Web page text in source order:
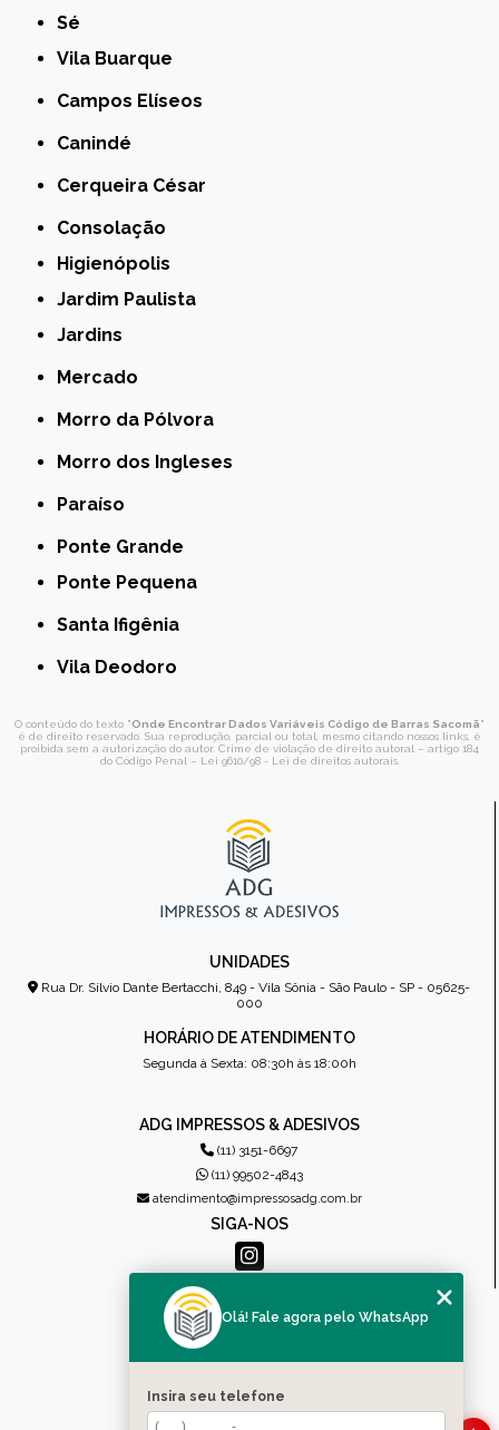
Sé
Vila Buarque
Campos Elíseos
Canindé
Cerqueira César
Consolação
Higienópolis
Jardim Paulista
Jardins
Mercado
Morro da Pólvora
Morro dos Ingleses
Paraíso
Ponte Grande
Ponte Pequena
Santa Ifigênia
Vila Deodoro
O conteúdo do texto "Onde Encontrar Dados Variáveis Código de Barras Sacomã"
é de direito reservado. Sua reprodução, parcial ou total, mesmo citando nossos links, é
proibida sem a autorização do autor. Crime de violação de direito autoral – artigo 184
do Código Penal – Lei 9610/98 - Lei de direitos autorais.
UNIDADES
Rua Dr. Sílvio Dante Bertacchi, 849 - Vila Sônia - São Paulo - SP - 05625-
000
HORÁRIO DE ATENDIMENTO
Segunda à Sexta: 08:30h às 18:00h
ADG IMPRESSOS & ADESIVOS
(11) 3151-6697
(11) 99502-4843
atendimento@impressosadg.com.br
SIGA-NOS
MENU
QUEM SOMOS
PRODUTOS
CONTATO
Olá! Fale agora pelo WhatsApp
Insira seu telefone